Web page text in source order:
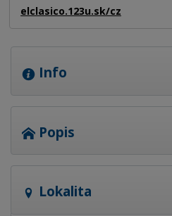
elclasico.123u.sk/cz
Info
Popis
Lokalita